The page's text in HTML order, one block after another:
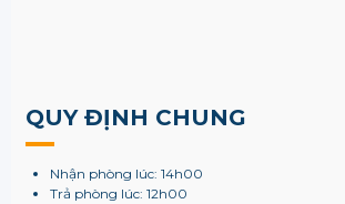
QUY ĐỊNH CHUNG
Nhận phòng lúc: 14h00
Trả phòng lúc: 12h00